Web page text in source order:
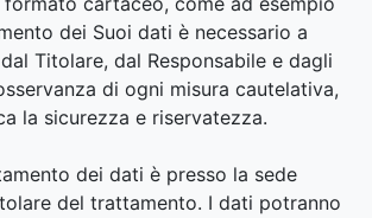
dei Suoi dati è necessario a
Titolare, dal Responsabile e dagli
di ogni misura cautelativa,
la sicurezza e riservatezza.
dei dati è presso la sede
del trattamento. I dati potranno